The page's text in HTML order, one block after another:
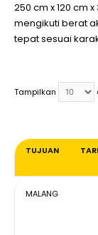
250 cm x 120 cm
mengikuti berat
tepat sesuai
Tampilkan
TUJUAN
MALANG